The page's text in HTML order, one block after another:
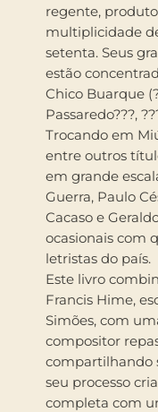
regente,
multiplicidade
setenta. Seus
estão
Chico Buarque
Passaredo???,
Trocando em
entre outros
em grande
Guerra, Paulo
Cacaso e
ocasionais com
letristas do país.
Este livro
Francis Hime,
Simões, com
compositor
compartilhando
seu processo
completa com